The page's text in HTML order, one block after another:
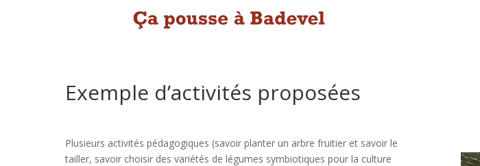
Exemple d’activités proposées
Plusieurs activités pédagogiques (savoir planter un arbre fruitier et savoir le
tailler, savoir choisir des variétés de légumes symbiotiques pour la culture